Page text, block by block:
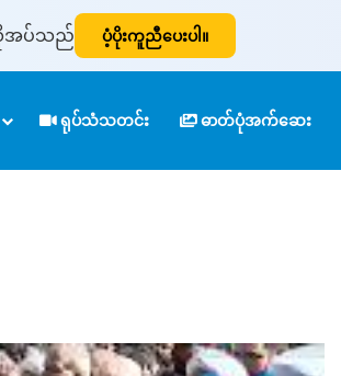
လိုအပ်သည် ပံ့ပိုးကူညီပေးပါ။
ရုပ်သံသတင်း ဓာတ်ပုံအက်ဆေး